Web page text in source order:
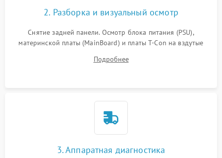
2. Разборка и визуальный осмотр
Снятие задней панели. Осмотр блока питания (PSU),
материнской платы (MainBoard) и платы T-Con на вздутые
Проверка надежности фиксации и целостности шлейфов.
Подробнее
3. Аппаратная диагностика